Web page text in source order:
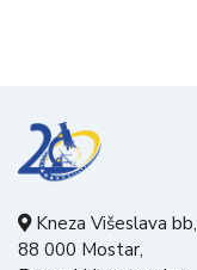
Kneza Višeslava bb,
88 000 Mostar,